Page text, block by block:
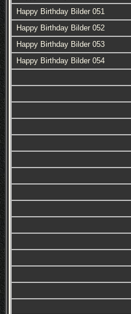
Happy Birthday Bilder 051
Happy Birthday Bilder 052
Happy Birthday Bilder 053
Happy Birthday Bilder 054